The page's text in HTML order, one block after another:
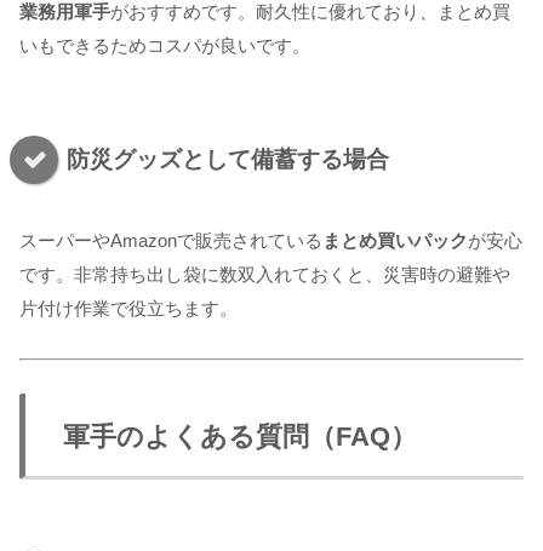
業務用軍手がおすすめです。耐久性に優れており、まとめ買
いもできるためコスパが良いです。
防災グッズとして備蓄する場合
スーパーやAmazonで販売されている まとめ買いパックが安心
です。非常持ち出し袋に数双入れておくと、災害時の避難や
片付け作業で役立ちます。
軍手のよくある質問（FAQ）